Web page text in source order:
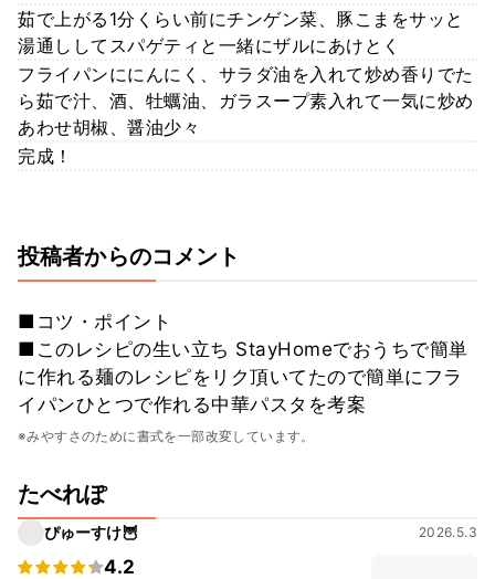
茹で上がる1分くらい前にチンゲン菜、豚こまをサッと
湯通ししてスパゲティと一緒にザルにあけとく
フライパンににんにく、サラダ油を入れて炒め香りでた
ら茹で汁、酒、牡蠣油、ガラスープ素入れて一気に炒め
あわせ胡椒、醤油少々
完成！
投稿者からのコメント
■コツ・ポイント
■このレシピの生い立ち StayHomeでおうちで簡単
に作れる麺のレシピをリク頂いてたので簡単にフラ
イパンひとつで作れる中華パスタを考案
※みやすさのために書式を一部改変しています。
たべれぽ
ぴゅーすけ🦉 2026.5.3
4.2